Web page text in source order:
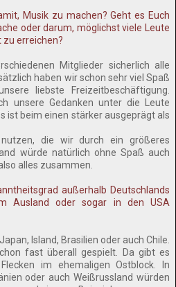
Musik zu machen? Geht es Euch
oder darum, möglichst viele Leute
erreichen?
Mitglieder sicherlich alle
haben wir schon sehr viel Spaß
liebste Freizeitbeschäftigung.
unsere Gedanken unter die Leute
ist beim einen stärker ausgeprägt als
die wir durch ein größeres
würde natürlich ohne Spaß auch
alles zusammen.
außerhalb Deutschlands
Ausland oder sogar in den USA
Island, Brasilien oder auch Chile.
fast überall gespielt. Da gibt es
im ehemaligen Ostblock. In
oder auch Weißrussland würden